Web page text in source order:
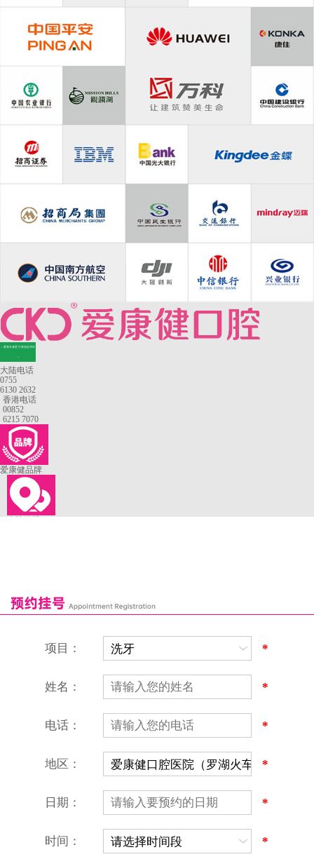
—香港长者医疗券指定牙科
大陆电话
0755
6130 2632
香港电话
00852
6215 7070
爱康健品牌
恒乐口腔诊所
富港口腔诊所
营业时间：9:00-18:00
（节假日照常上班）
微信线上预约：aikangjian1995
微信小程序：爱康健齿科
项目： *
姓名： *
电话： *
地区： *
日期： *
时间： *